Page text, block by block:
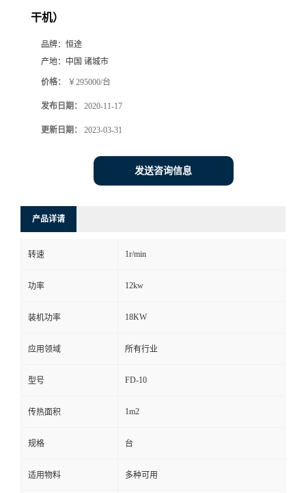
干机）
品牌： 恒途
产地： 中国 诸城市
价格： ￥295000/台
发布日期： 2020-11-17
更新日期： 2023-03-31
发送咨询信息
产品详请
转速 1r/min
功率 12kw
装机功率 18KW
应用领域 所有行业
型号 FD-10
传热面积 1m2
规格 台
适用物料 多种可用